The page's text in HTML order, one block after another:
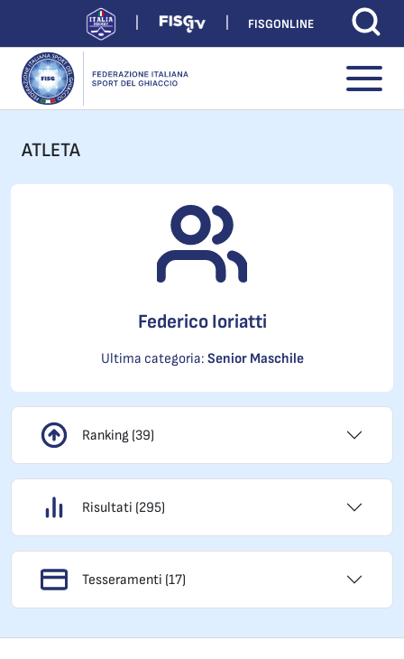
FISGONLINE
ATLETA
Federico Ioriatti
Ultima categoria: Senior Maschile
Ranking (39)
Risultati (295)
Tesseramenti (17)